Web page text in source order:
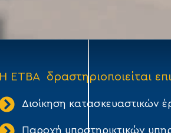
Η ΕΤΒΑ δραστηριοποιείται
Διοίκηση κατασκευαστικών
Παροχή υποστηρικτικών